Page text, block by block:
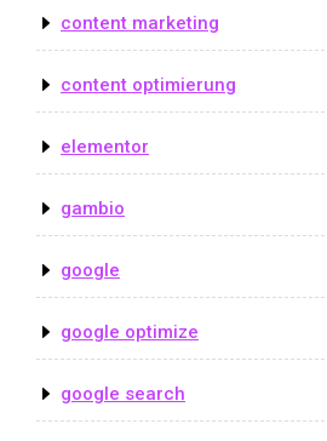
content marketing
content optimierung
elementor
gambio
google
google optimize
google search